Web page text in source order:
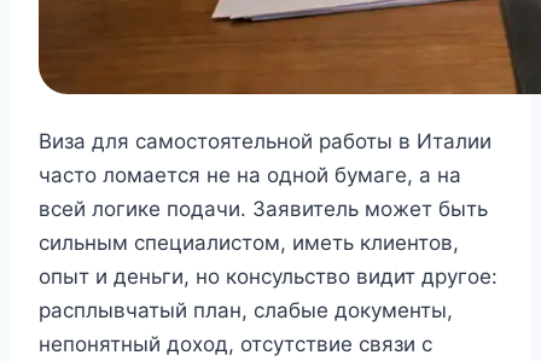
Виза для самостоятельной работы в Италии
часто ломается не на одной бумаге, а на
всей логике подачи. Заявитель может быть
сильным специалистом, иметь клиентов,
опыт и деньги, но консульство видит другое:
расплывчатый план, слабые документы,
непонятный доход, отсутствие связи с